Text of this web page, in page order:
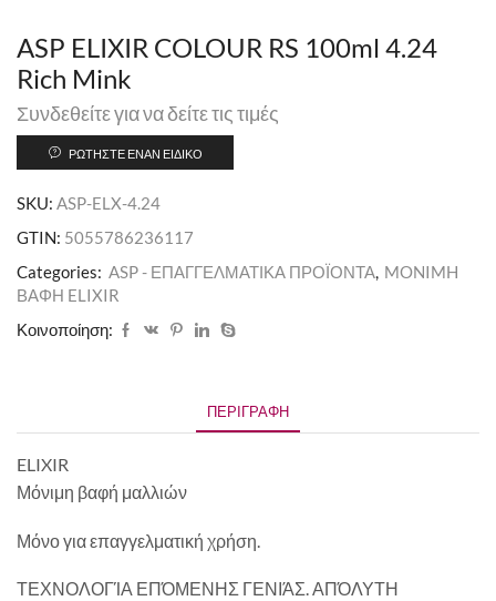
ASP ELIXIR COLOUR RS 100ml 4.24
Rich Mink
Συνδεθείτε για να δείτε τις τιμές
ΡΩΤΉΣΤΕ ΈΝΑΝ ΕΙΔΙΚΌ
SKU: ASP-ELX-4.24
GTIN: 5055786236117
Categories: ASP - ΕΠΑΓΓΕΛΜΑΤΙΚΑ ΠΡΟΪΟΝΤΑ, MONIMH
ΒΑΦΗ ELIXIR
Κοινοποίηση:
ΠΕΡΙΓΡΑΦΉ
ELIXIR
Μόνιμη βαφή μαλλιών
Μόνο για επαγγελματική χρήση.
ΤΕΧΝΟΛΟΓΊΑ ΕΠΌΜΕΝΗΣ ΓΕΝΙΆΣ. ΑΠΌΛΥΤΗ